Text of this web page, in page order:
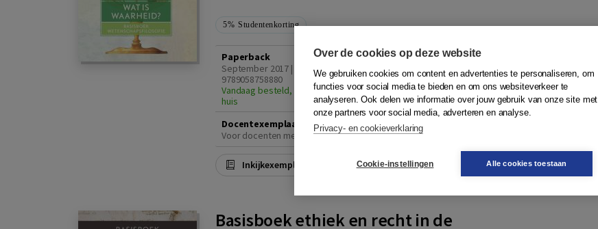
5% Studentenkorting
Paperback
September 2017 | ISBN
9789058758880
Vandaag besteld, dinsdag in
huis
39,90 Quantity
− + In winkelwagen
Docentexemplaar aanvragen
Voor docenten met een onderwijsaccount
Inkijkexemplaar Plaats op wensenlijst
Basisboek ethiek en recht in de
Over de cookies op deze website
We gebruiken cookies om content en advertenties te personaliseren, om
functies voor social media te bieden en om ons websiteverkeer te
analyseren. Ook delen we informatie over jouw gebruik van onze site met
onze partners voor social media, adverteren en analyse.
Privacy- en cookieverklaring
Cookie-instellingen Alle cookies toestaan